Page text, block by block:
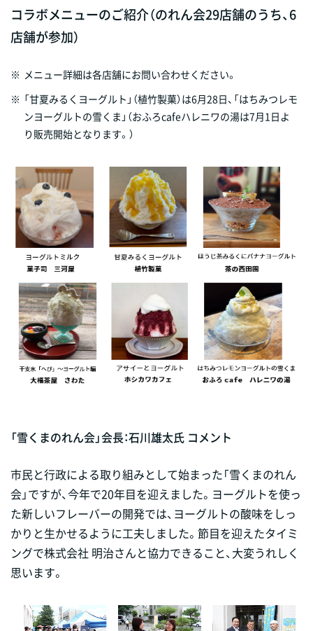
コラボメニューのご紹介（のれん会29店舗のうち、6
店舗が参加）
※ メニュー詳細は各店舗にお問い合わせください。
※ 「甘夏みるくヨーグルト」（植竹製菓）は6月28日、「はちみつレモ
ンヨーグルトの雪くま」（おふろcafeハレニワの湯は7月1日よ
り販売開始となります。）
「雪くまのれん会」会長：石川雄太氏 コメント
市民と行政による取り組みとして始まった「雪くまのれん
会」ですが、今年で20年目を迎えました。ヨーグルトを使っ
た新しいフレーバーの開発では、ヨーグルトの酸味をしっ
かりと生かせるように工夫しました。節目を迎えたタイミ
ングで株式会社 明治さんと協力できること、大変うれしく
思います。